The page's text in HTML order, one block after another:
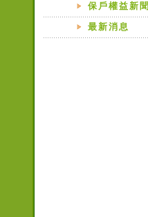
保戶權益新聞
最新消息